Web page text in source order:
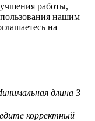
работы,
нашим
на
длина 3
корректный